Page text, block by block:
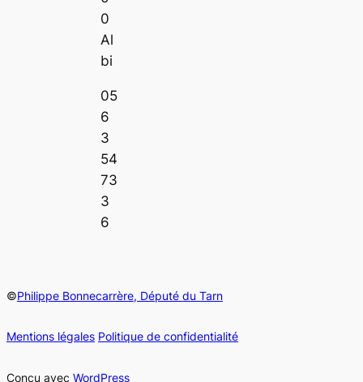
0
Al
bi
05
6
3
54
73
3
6
©Philippe Bonnecarrère, Député du Tarn
Mentions légales Politique de confidentialité
Conçu avec WordPress